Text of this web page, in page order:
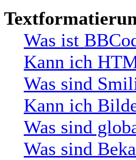
Was ist
Kann ich
Was sind
Kann ich
Was sind
Was sind